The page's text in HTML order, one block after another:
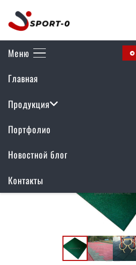
Меню
Главная
Продукция
Портфолио
Новостной блог
Контакты
telegram
Резиновое покрытие